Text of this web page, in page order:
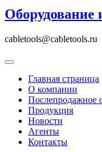
Оборудование
cabletools@cabletools.ru
Главная страница
О компании
Послепродажное
Продукция
Новости
Агенты
Контакты